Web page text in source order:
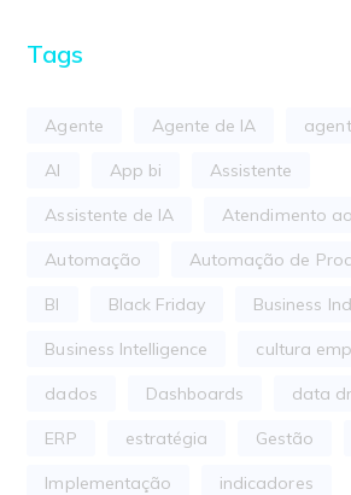
Tags
Agente Agente de IA
AI App bi Assistente
Assistente de IA Atendimento
Automação Automação de
BI Black Friday Business
Business Intelligence cultura
dados Dashboards data
ERP estratégia Gestão
Implementação indicadores